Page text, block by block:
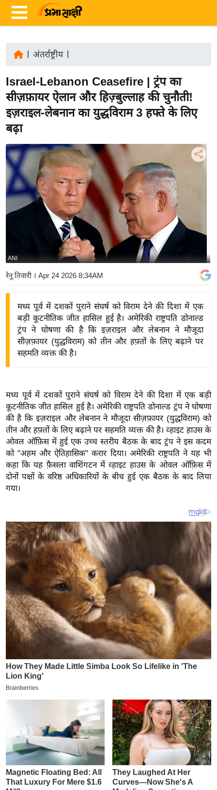
ज़ा
ख
र
रा
ष्ट्री
य
अं
त
ज़
ने
स
द्यो
ष
ज्ञ
रा
य
ब
ज
ट
खे
क्रि
के
ट
I
L
2
0
2
6
इ
म
ई
र
सा
ल
अंतर्राष्ट्रीय|
Israel-Lebanon Ceasefire | ट्रंप का
सीज़फ़ायर ऐलान और हिज़्बुल्लाह की चुनौती!
इज़राइल-लेबनान का युद्धविराम 3 हफ्ते के लिए
बढ़ा
ANI
रेनू तिवारी । Apr 24 2026 8:34AM
मध्य पूर्व में दशकों पुराने संघर्ष को विराम देने की दिशा में एक
बड़ी कूटनीतिक जीत हासिल हुई है। अमेरिकी राष्ट्रपति डोनाल्ड
ट्रंप ने घोषणा की है कि इज़राइल और लेबनान ने मौजूदा
सीज़फ़ायर (युद्धविराम) को तीन और हफ़्तों के लिए बढ़ाने पर
सहमति व्यक्त की है।
मध्य पूर्व में दशकों पुराने संघर्ष को विराम देने की दिशा में एक बड़ी
कूटनीतिक जीत हासिल हुई है। अमेरिकी राष्ट्रपति डोनाल्ड ट्रंप ने घोषणा
की है कि इज़राइल और लेबनान ने मौजूदा सीज़फ़ायर (युद्धविराम) को
तीन और हफ़्तों के लिए बढ़ाने पर सहमति व्यक्त की है। व्हाइट हाउस के
ओवल ऑफ़िस में हुई एक उच्च स्तरीय बैठक के बाद ट्रंप ने इस कदम
को "अहम और ऐतिहासिक" करार दिया। अमेरिकी राष्ट्रपति ने यह भी
कहा कि यह फ़ैसला वाशिंगटन में व्हाइट हाउस के ओवल ऑफ़िस में
दोनों पक्षों के वरिष्ठ अधिकारियों के बीच हुई एक बैठक के बाद लिया
गया।